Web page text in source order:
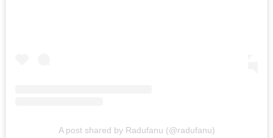
A post shared by Radufanu (@radufanu)